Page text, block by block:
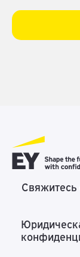
Свяжитесь